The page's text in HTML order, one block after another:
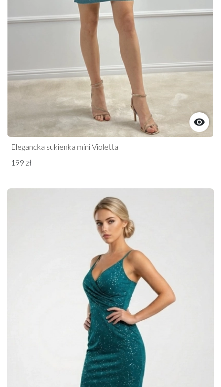

Elegancka sukienka mini Violetta
199 zł